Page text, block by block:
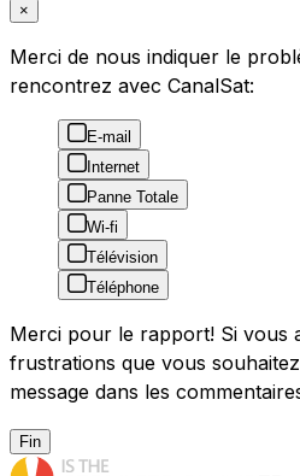
×
Merci de nous indiquer le
rencontrez avec CanalSat:
E-mail
Internet
Panne Totale
Wi-fi
Télévision
Téléphone
Merci pour le rapport! Si vous
frustrations que vous
message dans les
Fin